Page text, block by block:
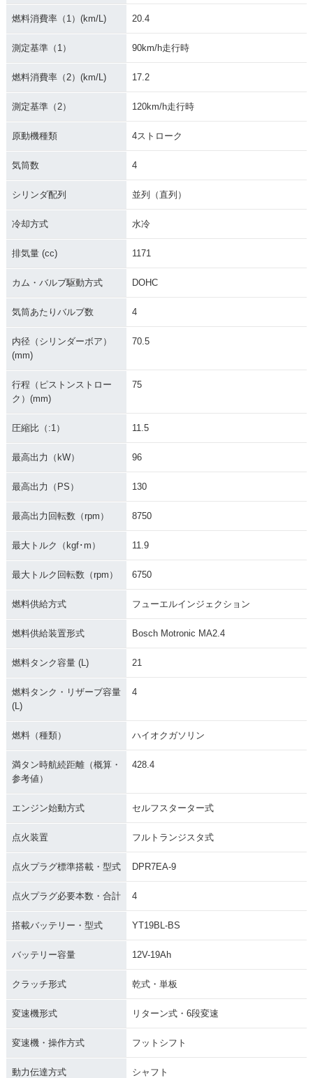
燃料消費率（1）(km/L) 20.4
測定基準（1） 90km/h走行時
燃料消費率（2）(km/L) 17.2
測定基準（2） 120km/h走行時
原動機種類 4ストローク
気筒数 4
シリンダ配列 並列（直列）
冷却方式 水冷
排気量 (cc) 1171
カム・バルブ駆動方式 DOHC
気筒あたりバルブ数 4
内径（シリンダーボア）
(mm)
70.5
行程（ピストンストロー
ク）(mm)
75
圧縮比（:1） 11.5
最高出力（kW） 96
最高出力（PS） 130
最高出力回転数（rpm） 8750
最大トルク（kgf･m） 11.9
最大トルク回転数（rpm） 6750
燃料供給方式 フューエルインジェクション
燃料供給装置形式 Bosch Motronic MA2.4
燃料タンク容量 (L) 21
燃料タンク・リザーブ容量
(L)
4
燃料（種類） ハイオクガソリン
満タン時航続距離（概算・
参考値）
428.4
エンジン始動方式 セルフスターター式
点火装置 フルトランジスタ式
点火プラグ標準搭載・型式 DPR7EA-9
点火プラグ必要本数・合計 4
搭載バッテリー・型式 YT19BL-BS
バッテリー容量 12V-19Ah
クラッチ形式 乾式・単板
変速機形式 リターン式・6段変速
変速機・操作方式 フットシフト
動力伝達方式 シャフト